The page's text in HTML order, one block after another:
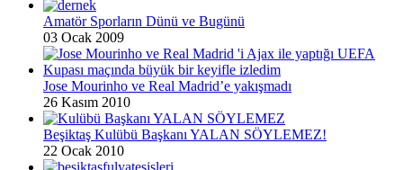
Amatör Sporların Dünü ve Bugünü
03 Ocak 2009
Jose Mourinho ve Real Madrid’e yakışmadı
26 Kasım 2010
Beşiktaş Kulübü Başkanı YALAN SÖYLEMEZ!
22 Ocak 2010